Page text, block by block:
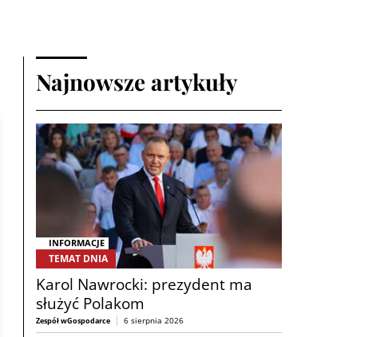
Najnowsze artykuły
INFORMACJE
TEMAT DNIA
Karol Nawrocki: prezydent ma
służyć Polakom
Zespół wGospodarce 6 sierpnia 2026